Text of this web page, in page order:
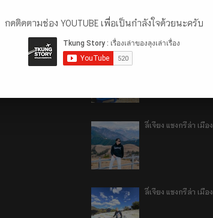
ลี่เจียง แชงกรีล่า เมื
ลี่เจียง แชงกรีล่า เมือ
กดติดตามช่อง YOUTUBE เพื่อเป็นกำลังใจด้วยนะครับ